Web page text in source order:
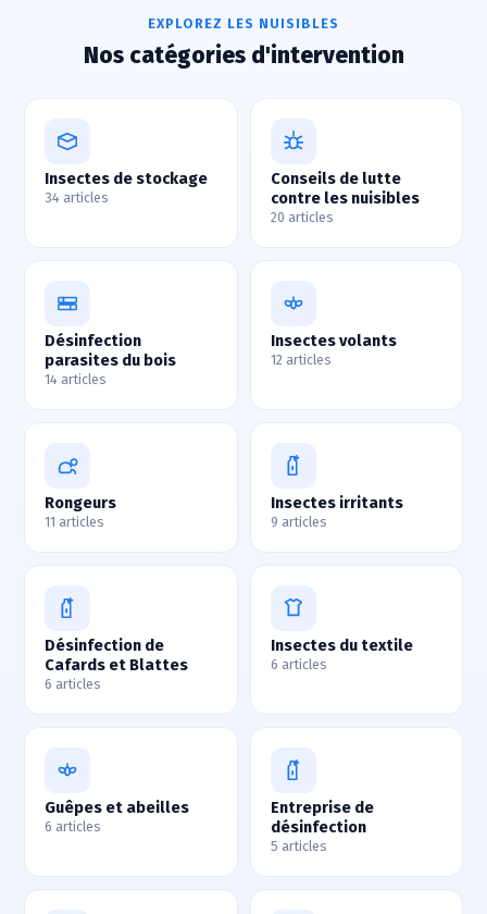
EXPLOREZ LES NUISIBLES
Nos catégories d'intervention
Insectes de stockage
34 articles
Conseils de lutte
contre les nuisibles
20 articles
Désinfection
parasites du bois
14 articles
Insectes volants
12 articles
Rongeurs
11 articles
Insectes irritants
9 articles
Désinfection de
Cafards et Blattes
6 articles
Insectes du textile
6 articles
Guêpes et abeilles
6 articles
Entreprise de
désinfection
5 articles